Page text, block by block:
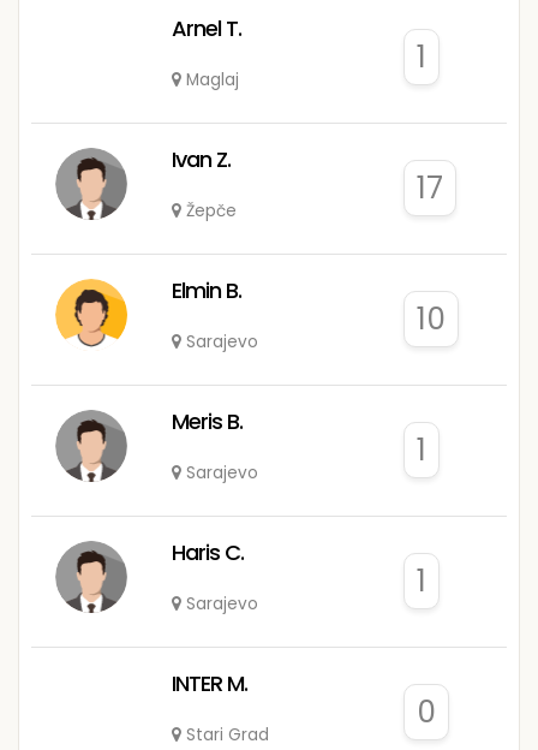
Arnel T.
Maglaj
1
Ivan Z.
Žepče
17
Elmin B.
Sarajevo
10
Meris B.
Sarajevo
1
Haris C.
Sarajevo
1
INTER M.
Stari Grad
0